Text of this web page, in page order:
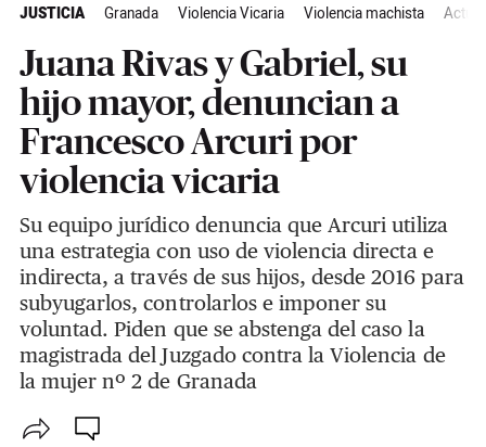
JUSTICIA Granada Violencia Vicaria Violencia machista
Juana Rivas y Gabriel, su
hijo mayor, denuncian a
Francesco Arcuri por
violencia vicaria
Su equipo jurídico denuncia que Arcuri utiliza
una estrategia con uso de violencia directa e
indirecta, a través de sus hijos, desde 2016 para
subyugarlos, controlarlos e imponer su
voluntad. Piden que se abstenga del caso la
magistrada del Juzgado contra la Violencia de
la mujer nº 2 de Granada